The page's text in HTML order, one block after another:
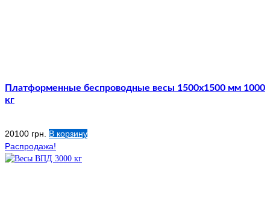
Платформенные беспроводные весы 1500х1500 мм 1000
кг
20100 грн. В корзину
Распродажа!